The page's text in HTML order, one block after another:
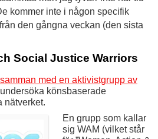
kommer inte i någon specifik
den gångna veckan (den sista
Social Justice Warriors
med en aktivistgrupp av
könsbaserade
nätverket.
En grupp som kallar
sig WAM (vilket står